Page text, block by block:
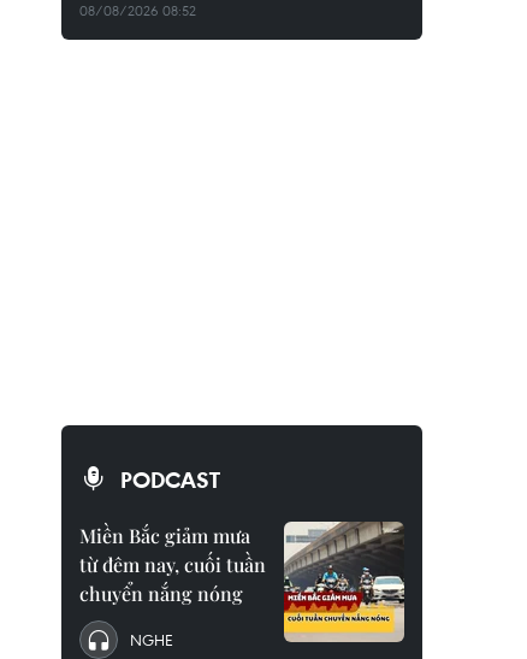
08/08/2026 08:52
PODCAST
Miền Bắc giảm mưa
từ đêm nay, cuối tuần
chuyển nắng nóng
NGHE